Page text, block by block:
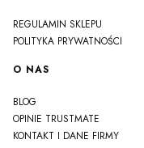
REGULAMIN SKLEPU
POLITYKA PRYWATNOŚCI
O NAS
BLOG
OPINIE TRUSTMATE
KONTAKT I DANE FIRMY